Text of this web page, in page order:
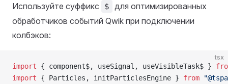
Используйте суффикс $
для оптимизированных
обработчиков событий Qwik при подключении
колбэков:
tsx
import { component$, useSignal, useVisibleTask$ }
import { Particles, initParticlesEngine } from